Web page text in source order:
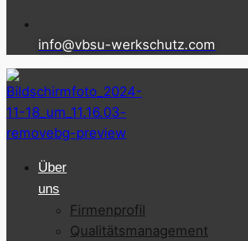
info@vbsu-werkschutz.com
Über
uns
Firmenprofil
Qualitätsmanagement